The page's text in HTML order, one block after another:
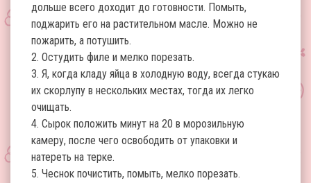
дольше всего доходит до готовности. Помыть,
поджарить его на растительном масле. Можно не
пожарить, а потушить.
2. Остудить филе и мелко порезать.
3. Я, когда кладу яйца в холодную воду, всегда стукаю
их скорлупу в нескольких местах, тогда их легко
очищать.
4. Сырок положить минут на 20 в морозильную
камеру, после чего освободить от упаковки и
натереть на терке.
5. Чеснок почистить, помыть, мелко порезать.